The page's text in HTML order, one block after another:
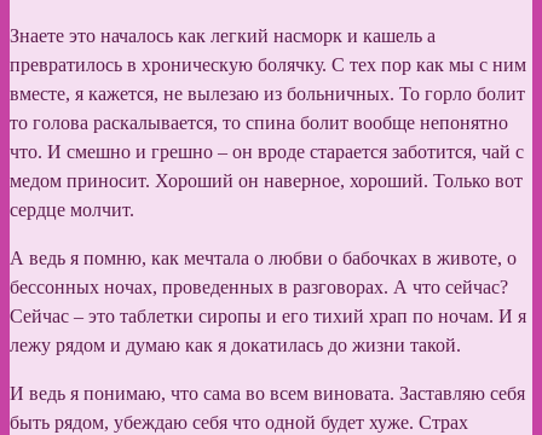
Знаете это началось как легкий насморк и кашель а
превратилось в хроническую болячку. С тех пор как мы с ним
вместе, я кажется, не вылезаю из больничных. То горло болит
то голова раскалывается, то спина болит вообще непонятно
что. И смешно и грешно – он вроде старается заботится, чай с
медом приносит. Хороший он наверное, хороший. Только вот
сердце молчит.
А ведь я помню, как мечтала о любви о бабочках в животе, о
бессонных ночах, проведенных в разговорах. А что сейчас?
Сейчас – это таблетки сиропы и его тихий храп по ночам. И я
лежу рядом и думаю как я докатилась до жизни такой.
И ведь я понимаю, что сама во всем виновата. Заставляю себя
быть рядом, убеждаю себя что одной будет хуже. Страх